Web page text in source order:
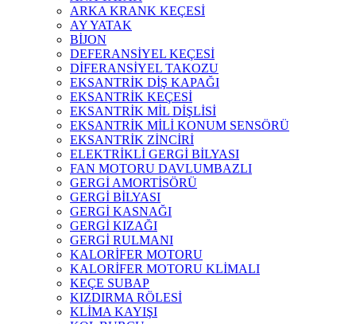
ARKA KRANK KEÇESİ
AY YATAK
BİJON
DEFERANSİYEL KEÇESİ
DİFERANSİYEL TAKOZU
EKSANTRİK DİŞ KAPAĞI
EKSANTRİK KEÇESİ
EKSANTRİK MİL DİŞLİSİ
EKSANTRİK MİLİ KONUM SENSÖRÜ
EKSANTRİK ZİNCİRİ
ELEKTRİKLİ GERGİ BİLYASI
FAN MOTORU DAVLUMBAZLI
GERGİ AMORTİSÖRÜ
GERGİ BİLYASI
GERGİ KASNAĞI
GERGİ KIZAĞI
GERGİ RULMANI
KALORİFER MOTORU
KALORİFER MOTORU KLİMALI
KEÇE SUBAP
KIZDIRMA RÖLESİ
KLİMA KAYIŞI